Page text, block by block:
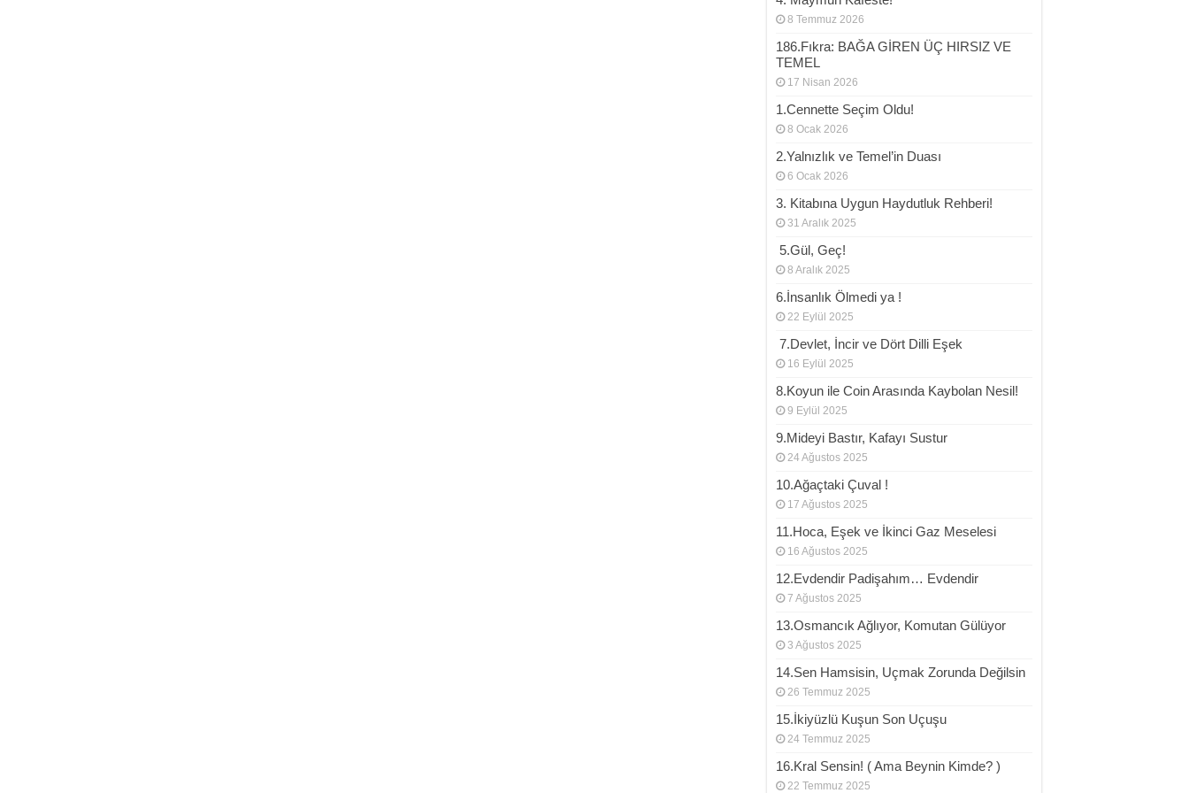
8 Temmuz 2026
186.Fıkra: BAĞA GİREN ÜÇ HIRSIZ VE
TEMEL
17 Nisan 2026
1.Cennette Seçim Oldu!
8 Ocak 2026
2.Yalnızlık ve Temel’in Duası
6 Ocak 2026
3. Kitabına Uygun Haydutluk Rehberi!
31 Aralık 2025
5.Gül, Geç!
8 Aralık 2025
6.İnsanlık Ölmedi ya !
22 Eylül 2025
7.Devlet, İncir ve Dört Dilli Eşek
16 Eylül 2025
8.Koyun ile Coin Arasında Kaybolan Nesil!
9 Eylül 2025
9.Mideyi Bastır, Kafayı Sustur
24 Ağustos 2025
10.Ağaçtaki Çuval !
17 Ağustos 2025
11.Hoca, Eşek ve İkinci Gaz Meselesi
16 Ağustos 2025
12.Evdendir Padişahım… Evdendir
7 Ağustos 2025
13.Osmancık Ağlıyor, Komutan Gülüyor
3 Ağustos 2025
14.Sen Hamsisin, Uçmak Zorunda Değilsin
26 Temmuz 2025
15.İkiyüzlü Kuşun Son Uçuşu
24 Temmuz 2025
16.Kral Sensin! ( Ama Beynin Kimde? )
22 Temmuz 2025